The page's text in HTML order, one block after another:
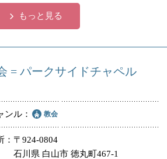
もっと見る
= パークサイドチャペル
ンル 教会
〒924-0804
石川県 白山市 徳丸町467-1